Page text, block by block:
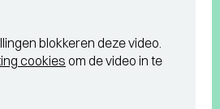
blokkeren deze video.
cookies om de video in te